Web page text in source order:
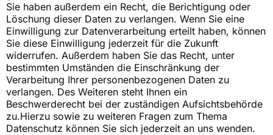
Sie haben außerdem ein Recht, die Berichtigung oder
Löschung dieser Daten zu verlangen. Wenn Sie eine
Einwilligung zur Datenverarbeitung erteilt haben, können
Sie diese Einwilligung jederzeit für die Zukunft
widerrufen. Außerdem haben Sie das Recht, unter
bestimmten Umständen die Einschränkung der
Verarbeitung Ihrer personenbezogenen Daten zu
verlangen. Des Weiteren steht Ihnen ein
Beschwerderecht bei der zuständigen Aufsichtsbehörde
zu.Hierzu sowie zu weiteren Fragen zum Thema
Datenschutz können Sie sich jederzeit an uns wenden.